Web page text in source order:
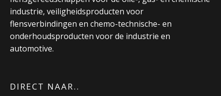
industrie, veiligheidsproducten voor
flensverbindingen en chemo-technische- en
onderhoudsproducten voor de industrie en
automotive.
DIRECT NAAR..